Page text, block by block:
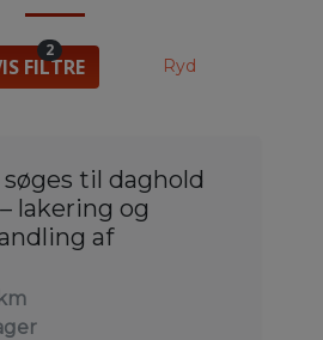
FILTRE
2
Ryd
til daghold
lakering og
af